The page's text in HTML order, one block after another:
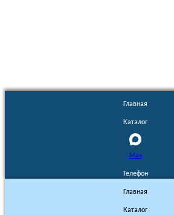
Главная
Каталог
Max
Телефон
Главная
Каталог